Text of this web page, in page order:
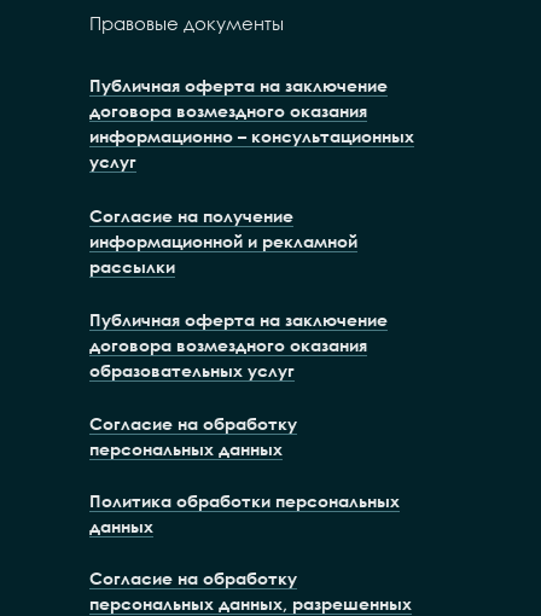
Публичная оферта на заключение
договора возмездного оказания
информационно – консультационных
услуг
Публичная оферта на заключение
договора возмездного оказания
образовательных услуг
Политика обработки персональных
данных
Согласие на обработку
персональных данных
Согласие на получение
информационной и рекламной
рассылки
Согласие на обработку
персональных данных, разрешенных
Правовые документы